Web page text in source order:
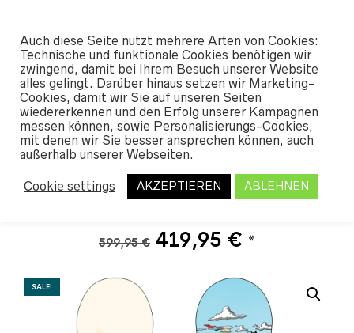
START/ SHOP/SNOWBOARDS/SNO
WBOARDS MEN/ DINOSAURS WILL DIE
MAET-IER 2024
Dinosaurs will die Maet-
ier 2024
599,95€ Ursprünglicher
599,95 €
419,95 € Aktueller
ist:
419,95 €.
*
SALE!
Auch diese Seite nutzt mehrere Arten von Cookies:
Technische und funktionale Cookies benötigen wir
zwingend, damit bei Ihrem Besuch unserer Website
alles gelingt. Darüber hinaus setzen wir Marketing-
Cookies, damit wir Sie auf unseren Seiten
wiedererkennen und den Erfolg unserer Kampagnen
messen können, sowie Personalisierungs-Cookies,
mit denen wir Sie besser ansprechen können, auch
außerhalb unserer Webseiten.
Cookie settings AKZEPTIEREN ABLEHNEN